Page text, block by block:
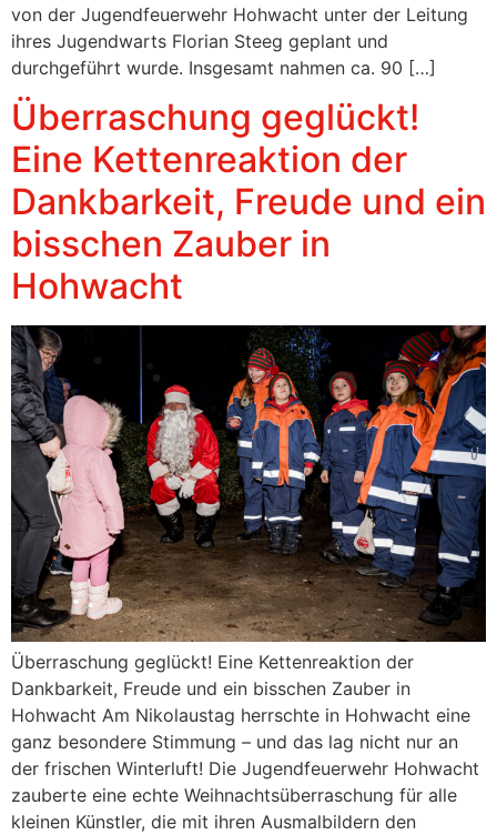
von der Jugendfeuerwehr Hohwacht unter der Leitung
ihres Jugendwarts Florian Steeg geplant und
durchgeführt wurde. Insgesamt nahmen ca. 90 […]
Überraschung geglückt!
Eine Kettenreaktion der
Dankbarkeit, Freude und ein
bisschen Zauber in
Hohwacht
Überraschung geglückt! Eine Kettenreaktion der
Dankbarkeit, Freude und ein bisschen Zauber in
Hohwacht Am Nikolaustag herrschte in Hohwacht eine
ganz besondere Stimmung – und das lag nicht nur an
der frischen Winterluft! Die Jugendfeuerwehr Hohwacht
zauberte eine echte Weihnachtsüberraschung für alle
kleinen Künstler, die mit ihren Ausmalbildern den